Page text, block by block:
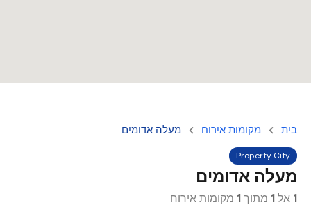
בית מקומות אירוח מעלה אדומים
Property City
מעלה אדומים
1 אל1 מתוך1 מקומות אירוח